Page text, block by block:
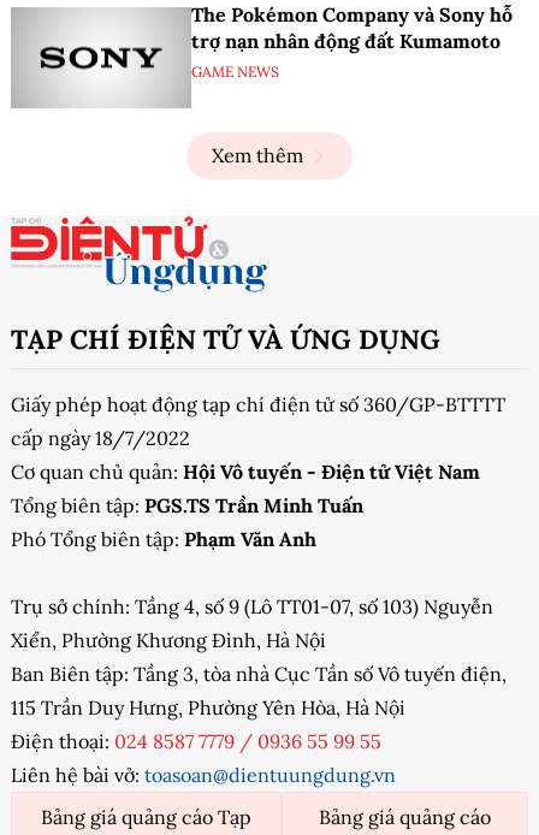
The Pokémon Company và Sony hỗ
trợ nạn nhân động đất Kumamoto
GAME NEWS
Xem thêm
TẠP CHÍ ĐIỆN TỬ VÀ ỨNG DỤNG
Giấy phép hoạt động tạp chí điện tử số 360/GP-BTTTT
cấp ngày 18/7/2022
Cơ quan chủ quản: Hội Vô tuyến - Điện tử Việt Nam
Tổng biên tập: PGS.TS Trần Minh Tuấn
Phó Tổng biên tập: Phạm Văn Anh
Trụ sở chính: Tầng 4, số 9 (Lô TT01-07, số 103) Nguyễn
Xiển, Phường Khương Đình, Hà Nội
Ban Biên tập: Tầng 3, tòa nhà Cục Tần số Vô tuyến điện,
115 Trần Duy Hưng, Phường Yên Hòa, Hà Nội
Điện thoại: 024 8587 7779 / 0936 55 99 55
Liên hệ bài vở: toasoan@dientuungdung.vn
Bảng giá quảng cáo Tạp
Bảng giá quảng cáo